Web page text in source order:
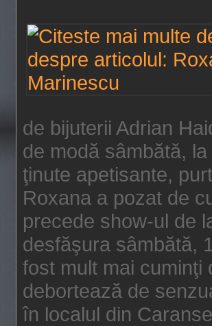
de bijuterii Adrian
de modă sâmbătă,
ţinute apetisante,
Roxana a pozat de
precede show-ul de
desfăşura sâmbătă,
fost mult mai
debortează de
în localul din